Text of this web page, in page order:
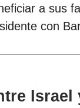
a sus
con
Israel